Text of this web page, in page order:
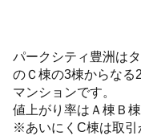
パークシティ豊洲は
のＣ棟の3棟からなる
マンションです。
値上がり率はＡ棟Ｂ
※あいにくC棟は取引